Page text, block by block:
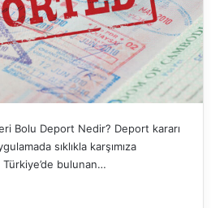
Bolu Deport Nedir? Deport kararı
sıklıkla karşımıza
Türkiye’de bulunan…